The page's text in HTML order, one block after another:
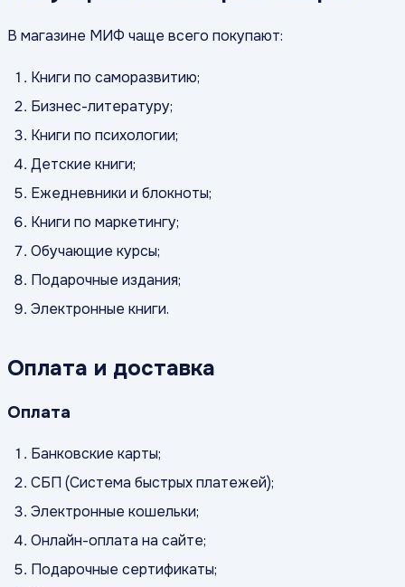
В магазине МИФ чаще всего покупают:
Книги по саморазвитию;
Бизнес-литературу;
Книги по психологии;
Детские книги;
Ежедневники и блокноты;
Книги по маркетингу;
Обучающие курсы;
Подарочные издания;
Электронные книги.
Оплата и доставка
Оплата
Банковские карты;
СБП (Система быстрых платежей);
Электронные кошельки;
Онлайн-оплата на сайте;
Подарочные сертификаты;